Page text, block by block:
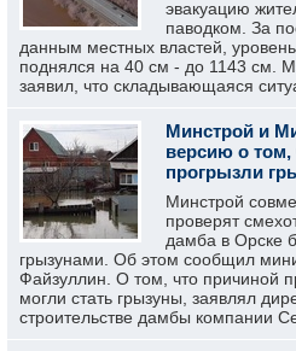
эвакуацию
паводком. За
данным местных властей,
поднялся на 40 см - до 1143 см.
заявил, что складывающаяся
Минстрой и
версию о том,
прогрызли
Минстрой
проверят
дамба в Орске
грызунами. Об этом сообщил
Файзуллин. О том, что причиной
могли стать грызуны, заявлял
строительстве дамбы компании